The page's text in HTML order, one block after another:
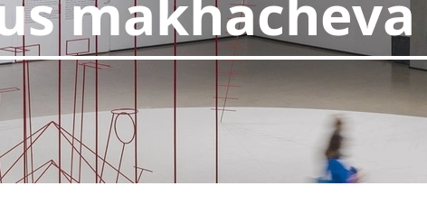
je niet steeds dezelfde informatie in te voeren wanneer je
hoe je onze site bekijkt. Zo kunnen wij deze steeds beter